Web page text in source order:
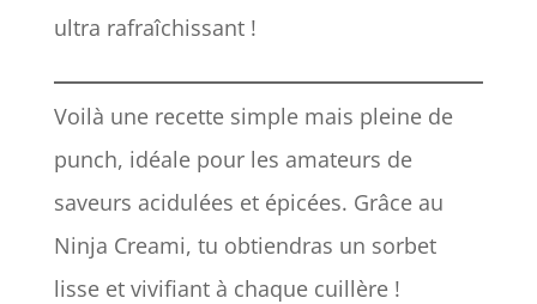
ultra rafraîchissant !
Voilà une recette simple mais pleine de
punch, idéale pour les amateurs de
saveurs acidulées et épicées. Grâce au
Ninja Creami, tu obtiendras un sorbet
lisse et vivifiant à chaque cuillère !